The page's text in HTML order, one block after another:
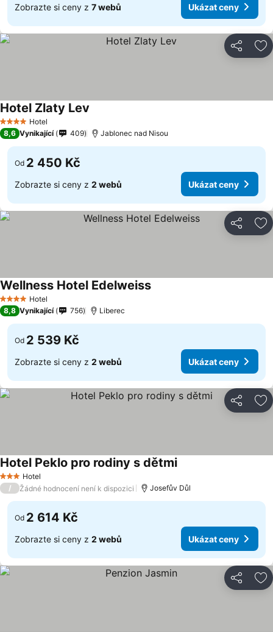
Zobrazte si ceny z 7 webů Ukázat ceny
Sdílet
4 Počet hvězdiček
Hotel
Hotel Zlaty Lev
8,6 Vynikající 409 Jablonec nad Nisou
Od 2 450 Kč
Zobrazte si ceny z 2 webů Ukázat ceny
Sdílet
4 Počet hvězdiček
Hotel
Wellness Hotel EdelweissUkázat ceny
8,8 Vynikající 756 Liberec
Od 2 539 Kč
Zobrazte si ceny z 2 webů Ukázat ceny
Sdílet
3 Počet hvězdiček
Hotel
Hotel Peklo pro rodiny s dětmiUkázat ceny
/ Žádné hodnocení není k dispozici Josefův Důl
Od 2 614 Kč
Zobrazte si ceny z 2 webů Ukázat ceny
Sdílet